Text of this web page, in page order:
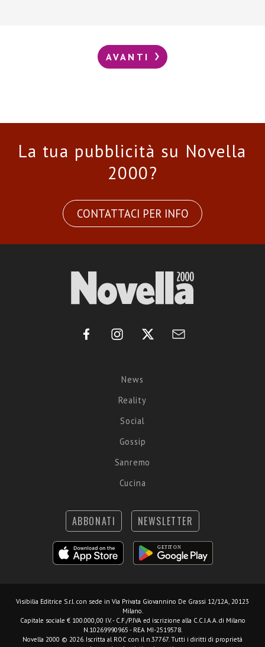
AVANTI
La tua pubblicità su Novella
2000?
CONTATTACI PER INFO
News
Reality
Social
Gossip
Sanremo
Cucina
ABBONATI NEWSLETTER
Visibilia Editrice S.r.l. con sede in Via Privata Giovannino De Grassi 12/12A, 20123
Milano.
Capitale sociale € 100.000,00 I.V. - C.F./P.IVA ed iscrizione alla C.C.I.A.A. di Milano
N.10269990965 - REA MI-2519578.
Novella 2000 © 2026. Iscritta al ROC con il n.37767. Tutti i diritti di proprietà